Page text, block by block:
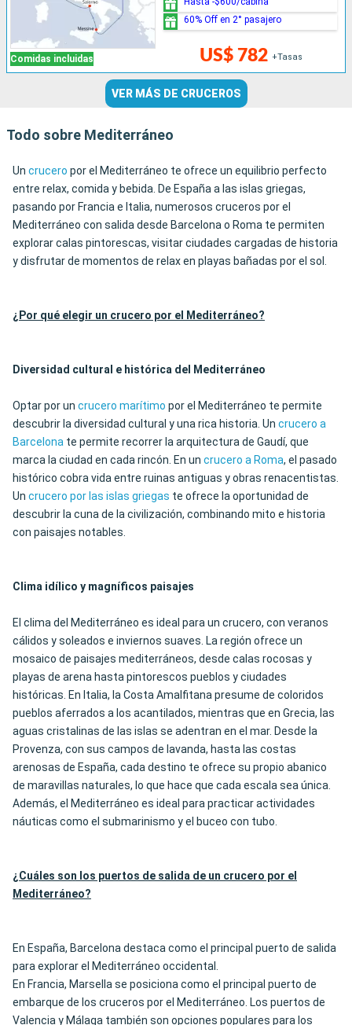
Comidas incluidas US$ 782 +Tasas
60% Off en 2° pasajero
VER MÁS DE CRUCEROS
Todo sobre Mediterráneo
Un crucero por el Mediterráneo te ofrece un equilibrio perfecto
entre relax, comida y bebida. De España a las islas griegas,
pasando por Francia e Italia, numerosos cruceros por el
Mediterráneo con salida desde Barcelona o Roma te permiten
explorar calas pintorescas, visitar ciudades cargadas de historia
y disfrutar de momentos de relax en playas bañadas por el sol.
¿Por qué elegir un crucero por el Mediterráneo?
Diversidad cultural e histórica del Mediterráneo
Optar por un crucero marítimo por el Mediterráneo te permite
descubrir la diversidad cultural y una rica historia. Un crucero a
Barcelona te permite recorrer la arquitectura de Gaudí, que
marca la ciudad en cada rincón. En un crucero a Roma, el pasado
histórico cobra vida entre ruinas antiguas y obras renacentistas.
Un crucero por las islas griegas te ofrece la oportunidad de
descubrir la cuna de la civilización, combinando mito e historia
con paisajes notables.
Clima idílico y magníficos paisajes
El clima del Mediterráneo es ideal para un crucero, con veranos
cálidos y soleados e inviernos suaves. La región ofrece un
mosaico de paisajes mediterráneos, desde calas rocosas y
playas de arena hasta pintorescos pueblos y ciudades
históricas. En Italia, la Costa Amalfitana presume de coloridos
pueblos aferrados a los acantilados, mientras que en Grecia, las
aguas cristalinas de las islas se adentran en el mar. Desde la
Provenza, con sus campos de lavanda, hasta las costas
arenosas de España, cada destino te ofrece su propio abanico
de maravillas naturales, lo que hace que cada escala sea única.
Además, el Mediterráneo es ideal para practicar actividades
náuticas como el submarinismo y el buceo con tubo.
¿Cuáles son los puertos de salida de un crucero por el
Mediterráneo?
En España, Barcelona destaca como el principal puerto de salida
para explorar el Mediterráneo occidental.
En Francia, Marsella se posiciona como el principal puerto de
embarque de los cruceros por el Mediterráneo. Los puertos de
Valencia y Málaga también son opciones populares para los